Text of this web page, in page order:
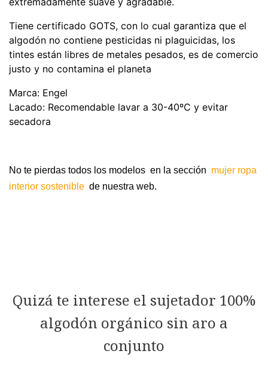
Tiene certificado GOTS, con lo cual garantiza que el
algodón no contiene pesticidas ni plaguicidas, los
tintes están libres de metales pesados, es de comercio
justo y no contamina el planeta
Marca: Engel
Lacado: Recomendable lavar a 30-40ºC y evitar
secadora
No te pierdas todos los modelos en la sección mujer ropa
interior sostenible de nuestra web.
Quizá te interese el sujetador 100%
algodón orgánico sin aro a
conjunto